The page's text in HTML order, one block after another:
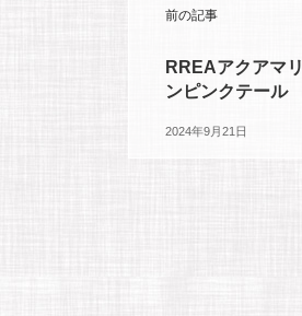
前の記事
RREAアクアマリ
ンピンクテール
2024年9月21日